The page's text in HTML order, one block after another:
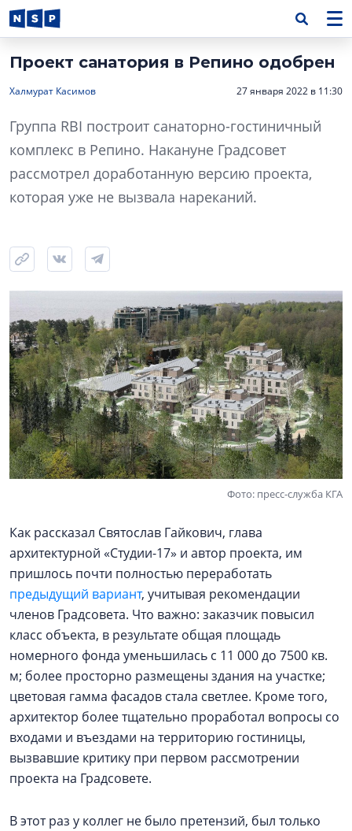
Проект санатория в Репино одобрен
Халмурат Касимов 27 января 2022 в 11:30
Группа RBI построит санаторно-гостиничный
комплекс в Репино. Накануне Градсовет
рассмотрел доработанную версию проекта,
которая уже не вызвала нареканий.
Фото: пресс-служба КГА
Как рассказал Святослав Гайкович, глава
архитектурной «Студии-17» и автор проекта, им
пришлось почти полностью переработать
предыдущий вариант, учитывая рекомендации
членов Градсовета. Что важно: заказчик повысил
класс объекта, в результате общая площадь
номерного фонда уменьшилась с 11 000 до 7500 кв.
м; более просторно размещены здания на участке;
цветовая гамма фасадов стала светлее. Кроме того,
архитектор более тщательно проработал вопросы со
входами и въездами на территорию гостиницы,
вызвавшие критику при первом рассмотрении
проекта на Градсовете.
В этот раз у коллег не было претензий, был только